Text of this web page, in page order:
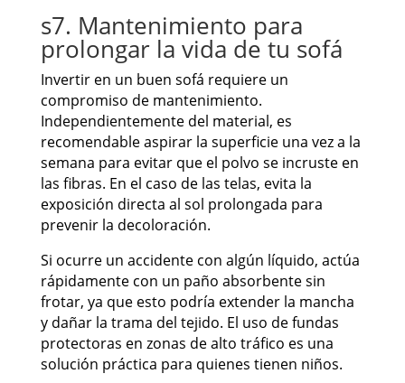
s7. Mantenimiento para
prolongar la vida de tu sofá
Invertir en un buen sofá requiere un
compromiso de mantenimiento.
Independientemente del material, es
recomendable aspirar la superficie una vez a la
semana para evitar que el polvo se incruste en
las fibras. En el caso de las telas, evita la
exposición directa al sol prolongada para
prevenir la decoloración.
Si ocurre un accidente con algún líquido, actúa
rápidamente con un paño absorbente sin
frotar, ya que esto podría extender la mancha
y dañar la trama del tejido. El uso de fundas
protectoras en zonas de alto tráfico es una
solución práctica para quienes tienen niños.